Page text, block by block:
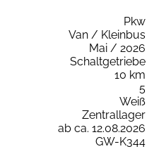
Pkw
Van / Kleinbus
Mai / 2026
Schaltgetriebe
10 km
5
Weiß
Zentrallager
ab ca. 12.08.2026
GW-K344